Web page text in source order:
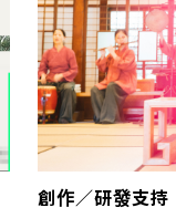
創作／研發支持